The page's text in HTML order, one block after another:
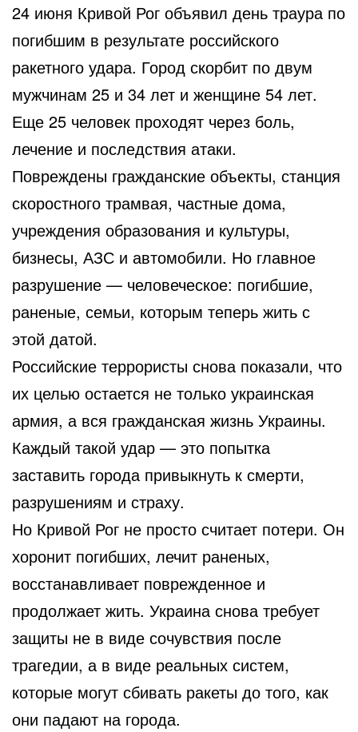
24 июня Кривой Рог объявил день траура по
погибшим в результате российского
ракетного удара. Город скорбит по двум
мужчинам 25 и 34 лет и женщине 54 лет.
Еще 25 человек проходят через боль,
лечение и последствия атаки.
Повреждены гражданские объекты, станция
скоростного трамвая, частные дома,
учреждения образования и культуры,
бизнесы, АЗС и автомобили. Но главное
разрушение — человеческое: погибшие,
раненые, семьи, которым теперь жить с
этой датой.
Российские террористы снова показали, что
их целью остается не только украинская
армия, а вся гражданская жизнь Украины.
Каждый такой удар — это попытка
заставить города привыкнуть к смерти,
разрушениям и страху.
Но Кривой Рог не просто считает потери. Он
хоронит погибших, лечит раненых,
восстанавливает поврежденное и
продолжает жить. Украина снова требует
защиты не в виде сочувствия после
трагедии, а в виде реальных систем,
которые могут сбивать ракеты до того, как
они падают на города.